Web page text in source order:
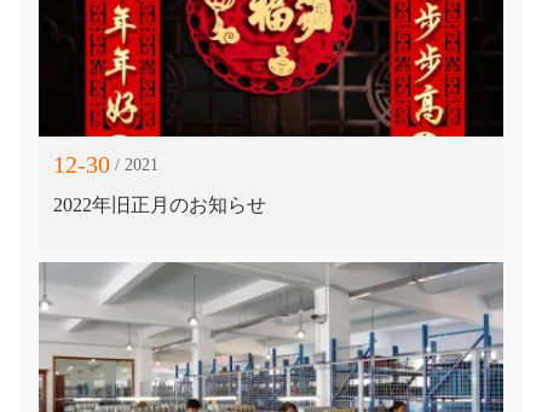
12-30 / 2021
2022年旧正月のお知らせ